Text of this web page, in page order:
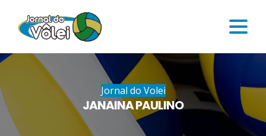
Jornal do Volei
JANAINA PAULINO